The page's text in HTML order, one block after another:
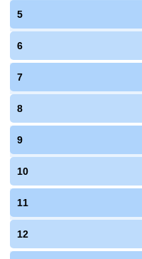
5
6
7
8
9
10
11
12